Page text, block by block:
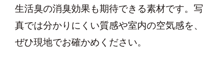
生活臭の消臭効果も期待できる素材です。写
真では分かりにくい質感や室内の空気感を、
ぜひ現地でお確かめください。